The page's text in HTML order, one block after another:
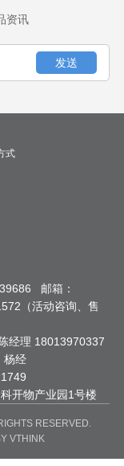
资讯
式
邮箱：
（活动咨询、售
经理 18013970337
杨经
开物产业园1号楼
RESERVED.
VTHINK